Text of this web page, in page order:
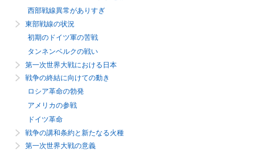
西部戦線異常がありすぎ
東部戦線の状況
初期のドイツ軍の苦戦
タンネンベルクの戦い
第一次世界大戦における日本
戦争の終結に向けての動き
ロシア革命の勃発
アメリカの参戦
ドイツ革命
戦争の講和条約と新たなる火種
第一次世界大戦の意義